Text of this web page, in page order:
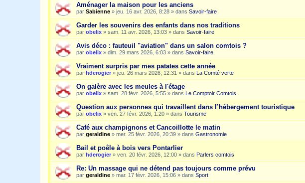
Aménager la maison pour les anciens
par Sabienne » jeu. 16 avr. 2026, 8:28 » dans Savoir-faire
Garder les souvenirs des enfants dans nos traditions
par obelix » sam. 11 avr. 2026, 13:03 » dans Savoir-faire
Avis déco : fauteuil "aviation" dans un salon comtois ?
par obelix » dim. 29 mars 2026, 6:03 » dans Savoir-faire
Vraiment surpris par mes patates cette année
par hderogier » jeu. 26 mars 2026, 12:31 » dans La Comté verte
On galère avec les meules à l'étage
par obelix » sam. 28 févr. 2026, 5:55 » dans Le Comptoir Comtois
Question aux personnes qui travaillent dans l’hébergement touristique
par obelix » ven. 27 févr. 2026, 1:20 » dans Tourisme
Café aux champignons et Cancoillotte le matin
par geraldine » mer. 25 févr. 2026, 20:39 » dans Gastronomie
Bail et poêle à bois vers Pontarlier
par hderogier » ven. 20 févr. 2026, 12:00 » dans Parlers comtois
Re: Un massage qui ne détend pas toujours comme prévu
par geraldine » mar. 17 févr. 2026, 15:06 » dans Sport